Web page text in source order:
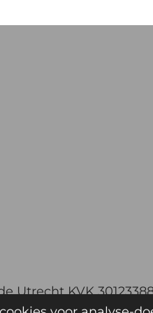
Utrecht KVK